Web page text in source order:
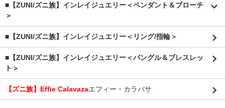
■【ZUNI/ズニ族】インレイジュエリー＜ペンダント＆ブローチ
＞
■【ZUNI/ズニ族】インレイジュエリー＜リング/指輪＞
■【ZUNI/ズニ族】インレイジュエリー＜バングル＆ブレスレッ
ト＞
【ズニ族】Effie Calavazaエフィー・カラバサ